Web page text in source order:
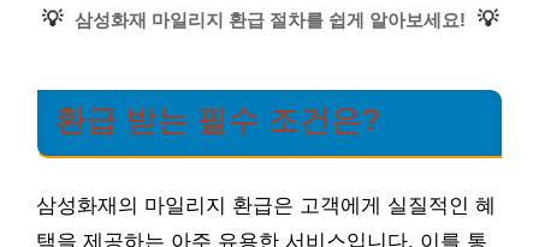
💡 삼성화재 마일리지 환급 절차를 쉽게 알아보세요! 💡
환급 받는 필수 조건은?
삼성화재의 마일리지 환급은 고객에게 실질적인 혜
택을 제공하는 아주 유용한 서비스입니다. 이를 통